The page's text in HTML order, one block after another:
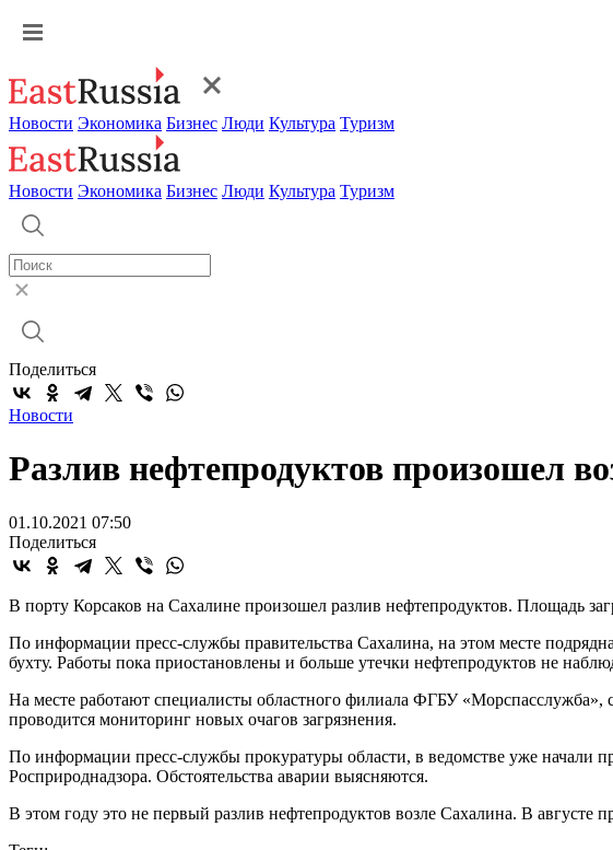
Новости Экономика Бизнес Люди Культура Туризм
Новости Экономика Бизнес Люди Культура Туризм
Поделиться
Новости
Разлив нефтепродуктов произошел
01.10.2021 07:50
Поделиться
В порту Корсаков на Сахалине произошел разлив нефтепродуктов. Площадь
По информации пресс-службы правительства Сахалина, на этом месте
бухту. Работы пока приостановлены и больше утечки нефтепродуктов не
На месте работают специалисты областного филиала ФГБУ
проводится мониторинг новых очагов загрязнения.
По информации пресс-службы прокуратуры области, в ведомстве уже начали
Росприроднадзора. Обстоятельства аварии выясняются.
В этом году это не первый разлив нефтепродуктов возле Сахалина. В августе